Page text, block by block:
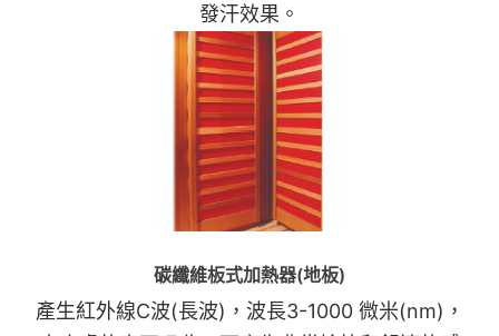
發汗效果。
碳纖維板式加熱器(地板)
產生紅外線C波(長波)，波長3-1000 微米(nm)，